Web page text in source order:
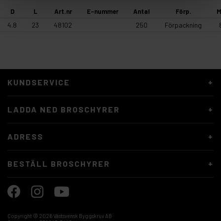
D L Art.nr E-nummer Antal Förp.
4.8 23 48102 250 Förpackning
KUNDSERVICE
LADDA NED BROSCHYRER
ADRESS
BESTÄLL BROSCHYRER
Copyright © 2026 Västsvensk Byggskruv AB